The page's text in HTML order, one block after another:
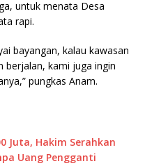
untuk menata Desa
rapi.
bayangan, kalau kawasan
berjalan, kami juga ingin
pungkas Anam.
Juta, Hakim Serahkan
Uang Pengganti